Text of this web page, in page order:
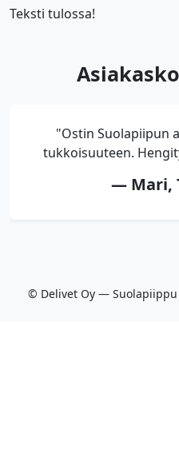
Teksti tulossa!
"Ostin Suolapiipun
tukkoisuuteen.
— Mari,
© Delivet Oy —